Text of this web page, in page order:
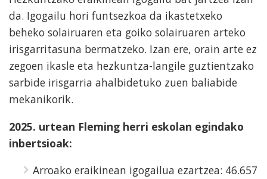
da. Igogailu hori funtsezkoa da ikastetxeko
beheko solairuaren eta goiko solairuaren arteko
irisgarritasuna bermatzeko. Izan ere, orain arte ez
zegoen ikasle eta hezkuntza-langile guztientzako
sarbide irisgarria ahalbidetuko zuen baliabide
mekanikorik.
2025. urtean Fleming herri eskolan egindako
inbertsioak:
Arroako eraikinean igogailua ezartzea: 46.657